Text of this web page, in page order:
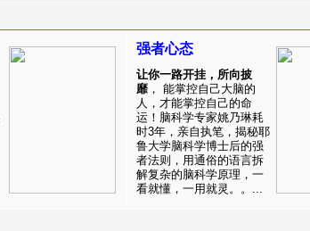
强者心态
让你一路开挂，所向披
靡 ， 能掌控自己大脑的
人，才能掌控自己的命
运！脑科学专家姚乃琳耗
时3年，亲自执笔，揭秘耶
鲁大学脑科学博士后的强
者法则，用通俗的语言拆
解复杂的脑科学原理，一
看就懂，一用就灵。。...